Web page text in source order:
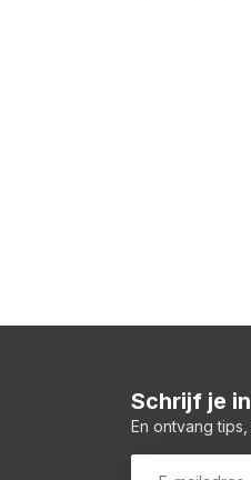
Schrijf je
En ontvang